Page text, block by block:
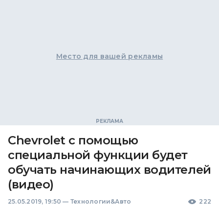
Место для вашей рекламы
Chevrolet с помощью
специальной функции будет
обучать начинающих водителей
(видео)
25.05.2019, 19:50 — Технологии&Авто 222